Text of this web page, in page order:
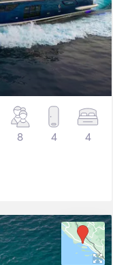
8 4 4